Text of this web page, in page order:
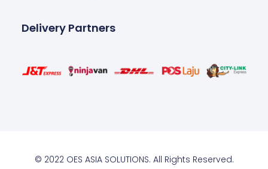
Delivery Partners
© 2022 OES ASIA SOLUTIONS. All Rights Reserved.